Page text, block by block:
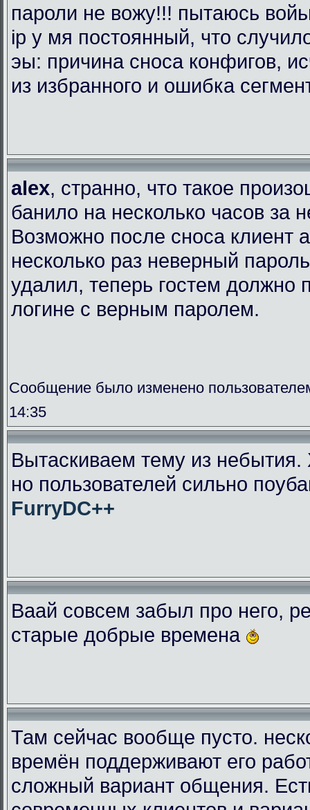
пароли не вожу!!! пытаюсь
ip у мя постоянный, что
эы: причина сноса конфигов,
из избранного и ошибка
alex, странно, что такое
банило на несколько часов за
Возможно после сноса клиент
несколько раз неверный
удалил, теперь гостем должно
логине с верным паролем.
Сообщение было изменено
14:35
Вытаскиваем тему из
но пользователей сильно
FurryDC++
Ваай совсем забыл про него,
старые добрые времена
Там сейчас вообще пусто.
времён поддерживают его
сложный вариант общения.